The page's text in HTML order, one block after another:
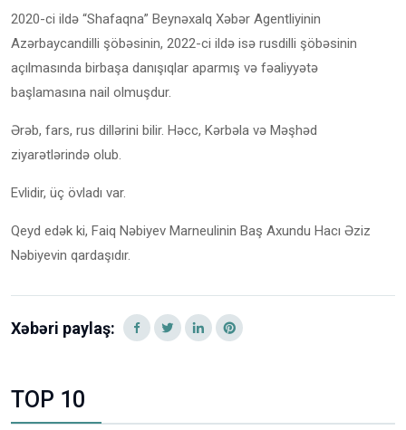
2020-ci ildə “Shafaqna” Beynəxalq Xəbər Agentliyinin
Azərbaycandilli şöbəsinin, 2022-ci ildə isə rusdilli şöbəsinin
açılmasında birbaşa danışıqlar aparmış və fəaliyyətə
başlamasına nail olmuşdur.
Ərəb, fars, rus dillərini bilir. Həcc, Kərbəla və Məşhəd
ziyarətlərində olub.
Evlidir, üç övladı var.
Qeyd edək ki, Faiq Nəbiyev Marneulinin Baş Axundu Hacı Əziz
Nəbiyevin qardaşıdır.
Xəbəri paylaş:
TOP 10